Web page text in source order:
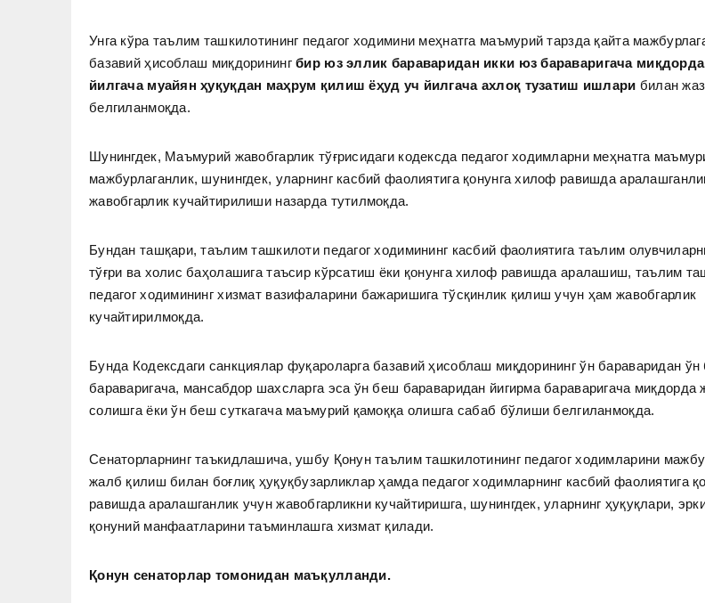
Унга кўра таълим ташкилотининг педагог ходимини меҳнатга маъмурий тарзда қайта
базавий ҳисоблаш миқдоринингбир юз эллик бараваридан икки юз бараваригача
йилгача муайян ҳуқуқдан маҳрум қилиш ёҳуд уч йилгача ахлоқ тузатиш ишлари билан
белгиланмоқда.
Шунингдек, Маъмурий жавобгарлик тўғрисидаги кодексда педагог ходимларни меҳнатга
мажбурлаганлик, шунингдек, уларнинг касбий фаолиятига қонунга хилоф равишда
жавобгарлик кучайтирилиши назарда тутилмоқда.
Бундан ташқари, таълим ташкилоти педагог ходимининг касбий фаолиятига таълим
тўғри ва холис баҳолашига таъсир кўрсатиш ёки қонунга хилоф равишда аралашиш, таълим
педагог ходимининг хизмат вазифаларини бажаришига тўсқинлик қилиш учун ҳам жавобгарлик
кучайтирилмоқда.
Бунда Кодексдаги санкциялар фуқароларга базавий ҳисоблаш миқдорининг ўн бараваридан
бараваригача, мансабдор шахсларга эса ўн беш бараваридан йигирма бараваригача миқдорда
солишга ёки ўн беш суткагача маъмурий қамоққа олишга сабаб бўлиши белгиланмоқда.
Сенаторларнинг таъкидлашича, ушбу Қонун таълим ташкилотининг педагог ходимларини
жалб қилиш билан боғлиқ ҳуқуқбузарликлар ҳамда педагог ходимларнинг касбий фаолиятига
равишда аралашганлик учун жавобгарликни кучайтиришга, шунингдек, уларнинг ҳуқуқлари,
қонуний манфаатларини таъминлашга хизмат қилади.
Қонун сенаторлар томонидан маъқулланди.